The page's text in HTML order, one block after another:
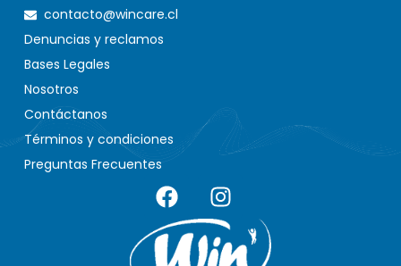
contacto@wincare.cl
Denuncias y reclamos
Bases Legales
Nosotros
Contáctanos
Términos y condiciones
Preguntas Frecuentes